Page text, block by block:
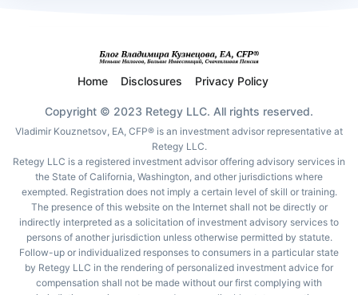
Home Disclosures Privacy Policy
Copyright © 2023 Retegy LLC. All rights reserved.
Vladimir Kouznetsov, EA, CFP® is an investment advisor representative at
Retegy LLC.
Retegy LLC is a registered investment advisor offering advisory services in
the State of California, Washington, and other jurisdictions where
exempted. Registration does not imply a certain level of skill or training.
The presence of this website on the Internet shall not be directly or
indirectly interpreted as a solicitation of investment advisory services to
persons of another jurisdiction unless otherwise permitted by statute.
Follow-up or individualized responses to consumers in a particular state
by Retegy LLC in the rendering of personalized investment advice for
compensation shall not be made without our first complying with